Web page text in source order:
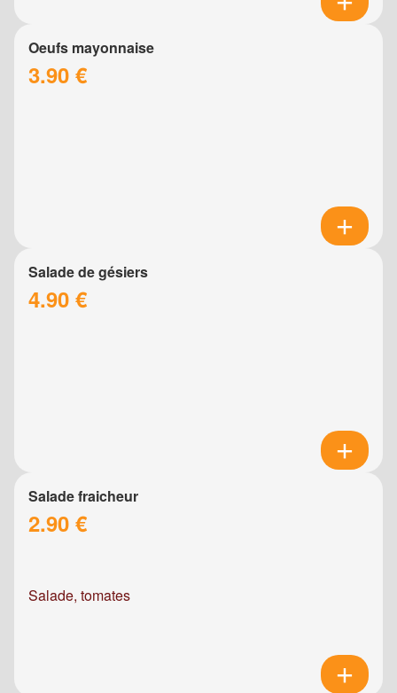
Oeufs mayonnaise
3.90 €
Salade de gésiers
4.90 €
Salade fraicheur
2.90 €
Salade, tomates